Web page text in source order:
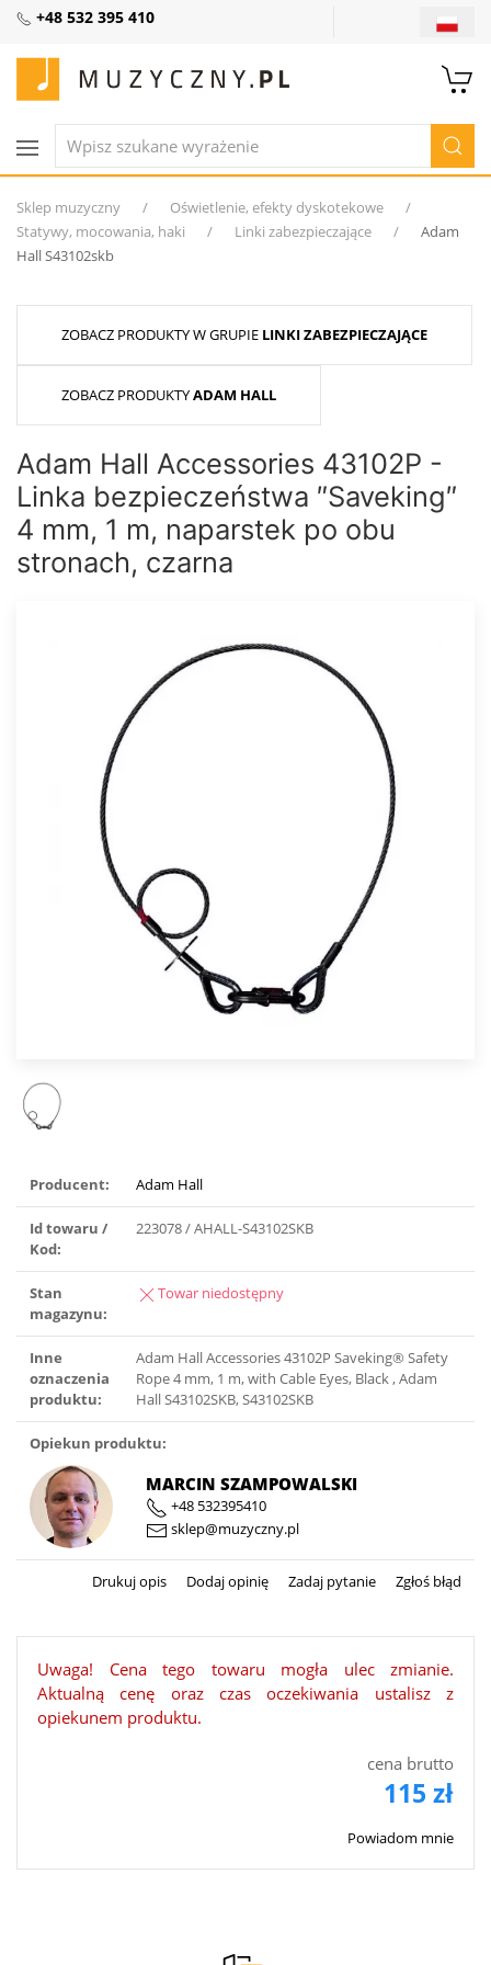
+48 532 395 410
Sklep muzyczny
Oświetlenie, efekty dyskotekowe
Statywy, mocowania, haki
Linki zabezpieczające
Adam
Hall S43102skb
ZOBACZ PRODUKTY W GRUPIE LINKI ZABEZPIECZAJĄCE
ZOBACZ PRODUKTYADAM HALL
Adam Hall Accessories 43102P -
Linka bezpieczeństwa ″Saveking″
4 mm, 1 m, naparstek po obu
stronach, czarna
Producent: Adam Hall
Id towaru /
Kod:
223078 / AHALL-S43102SKB
Stan
magazynu:
Towar niedostępny
Inne
oznaczenia
produktu:
Adam Hall Accessories 43102P Saveking® Safety
Rope 4 mm, 1 m, with Cable Eyes, Black , Adam
Hall S43102SKB, S43102SKB
Opiekun produktu:
MARCIN SZAMPOWALSKI
+48 532395410
sklep@muzyczny.pl
Drukuj opis Dodaj opinię Zadaj pytanie Zgłoś błąd
Uwaga! Cena tego towaru mogła ulec zmianie.
Aktualną cenę oraz czas oczekiwania ustalisz z
opiekunem produktu.
cena brutto
115 zł
Powiadom mnie